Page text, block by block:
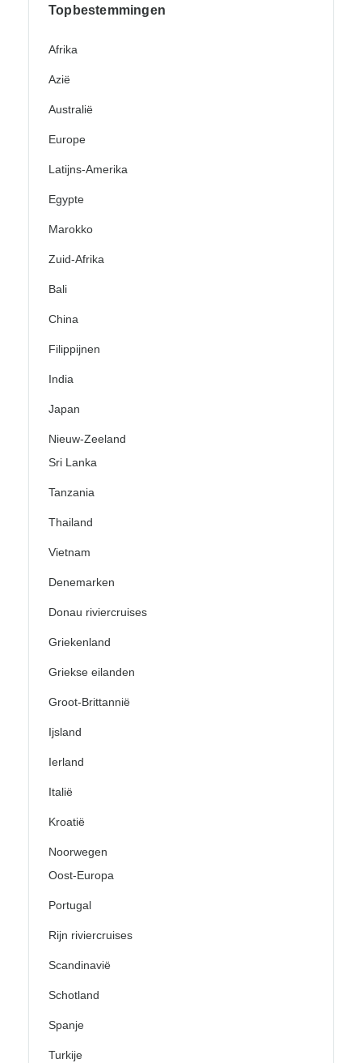
Topbestemmingen
Afrika
Azië
Australië
Europe
Latijns-Amerika
Egypte
Marokko
Zuid-Afrika
Bali
China
Filippijnen
India
Japan
Nieuw-Zeeland
Sri Lanka
Tanzania
Thailand
Vietnam
Denemarken
Donau riviercruises
Griekenland
Griekse eilanden
Groot-Brittannië
Ijsland
Ierland
Italië
Kroatië
Noorwegen
Oost-Europa
Portugal
Rijn riviercruises
Scandinavië
Schotland
Spanje
Turkije